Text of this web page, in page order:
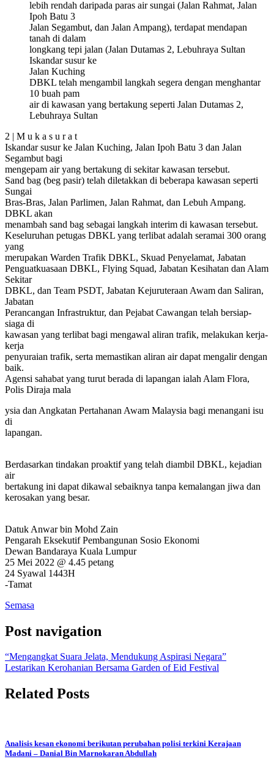
lebih rendah daripada paras air sungai (Jalan Rahmat, Jalan
Ipoh Batu 3
Jalan Segambut, dan Jalan Ampang), terdapat mendapan
tanah di dalam
longkang tepi jalan (Jalan Dutamas 2, Lebuhraya Sultan
Iskandar susur ke
Jalan Kuching
DBKL telah mengambil langkah segera dengan menghantar
10 buah pam
air di kawasan yang bertakung seperti Jalan Dutamas 2,
Lebuhraya Sultan
2 | M u k a s u r a t
Iskandar susur ke Jalan Kuching, Jalan Ipoh Batu 3 dan Jalan
Segambut bagi
mengepam air yang bertakung di sekitar kawasan tersebut.
Sand bag (beg pasir) telah diletakkan di beberapa kawasan seperti
Sungai
Bras-Bras, Jalan Parlimen, Jalan Rahmat, dan Lebuh Ampang.
DBKL akan
menambah sand bag sebagai langkah interim di kawasan tersebut.
Keseluruhan petugas DBKL yang terlibat adalah seramai 300 orang
yang
merupakan Warden Trafik DBKL, Skuad Penyelamat, Jabatan
Penguatkuasaan DBKL, Flying Squad, Jabatan Kesihatan dan Alam
Sekitar
DBKL, dan Team PSDT, Jabatan Kejuruteraan Awam dan Saliran,
Jabatan
Perancangan Infrastruktur, dan Pejabat Cawangan telah bersiap-
siaga di
kawasan yang terlibat bagi mengawal aliran trafik, melakukan kerja-
kerja
penyuraian trafik, serta memastikan aliran air dapat mengalir dengan
baik.
Agensi sahabat yang turut berada di lapangan ialah Alam Flora,
Polis Diraja mala
ysia dan Angkatan Pertahanan Awam Malaysia bagi menangani isu
di
lapangan.
Berdasarkan tindakan proaktif yang telah diambil DBKL, kejadian
air
bertakung ini dapat dikawal sebaiknya tanpa kemalangan jiwa dan
kerosakan yang besar.
Datuk Anwar bin Mohd Zain
Pengarah Eksekutif Pembangunan Sosio Ekonomi
Dewan Bandaraya Kuala Lumpur
25 Mei 2022 @ 4.45 petang
24 Syawal 1443H
-Tamat
Semasa
Post navigation
“Mengangkat Suara Jelata, Mendukung Aspirasi Negara”
Lestarikan Kerohanian Bersama Garden of Eid Festival
Related Posts
Analisis kesan ekonomi berikutan perubahan polisi terkini Kerajaan
Madani – Danial Bin Marnokaran Abdullah